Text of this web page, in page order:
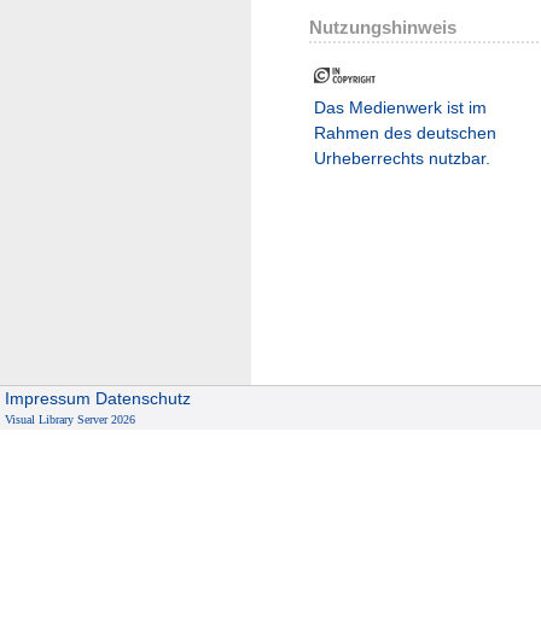
Nutzungshinweis
Das Medienwerk ist im
Rahmen des deutschen
Urheberrechts nutzbar.
Impressum Datenschutz
Visual Library Server 2026